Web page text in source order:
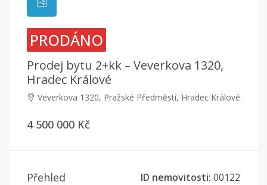
PRODÁNO
Prodej bytu 2+kk – Veverkova 1320,
Hradec Králové
Veverkova 1320, Pražské Předměstí, Hradec Králové
4 500 000 Kč
Přehled ID nemovitosti: 00122